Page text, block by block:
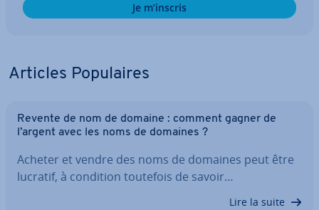
Je m’inscris
Articles Po­pu­laires
Revente de nom de domaine : comment gagner de
l’argent avec les noms de domaines ?
Acheter et vendre des noms de domaines peut être
lucratif, à condition toutefois de savoir…
Lire la suite